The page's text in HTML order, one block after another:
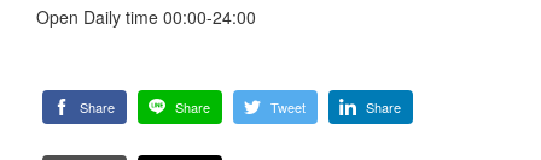
Open Daily time 00:00-24:00
Share Share Tweet Share